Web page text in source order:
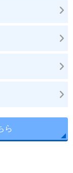
ら